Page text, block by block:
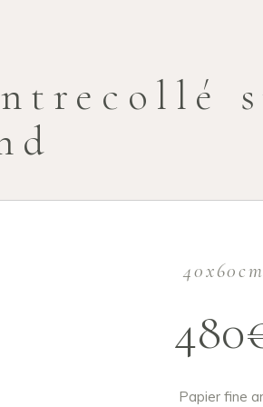
40x60cm
Papier fine